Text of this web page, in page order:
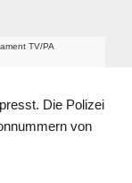
TV/PA
Die Polizei
von